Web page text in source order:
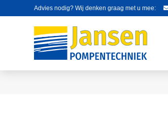
Advies nodig? Wij denken graag met u mee: